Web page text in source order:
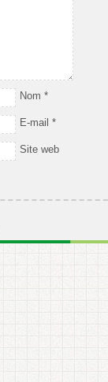
Nom *
E-mail *
Site web